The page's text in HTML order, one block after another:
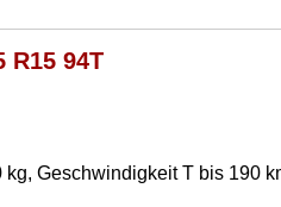
R15 94T
kg, Geschwindigkeit T bis 190